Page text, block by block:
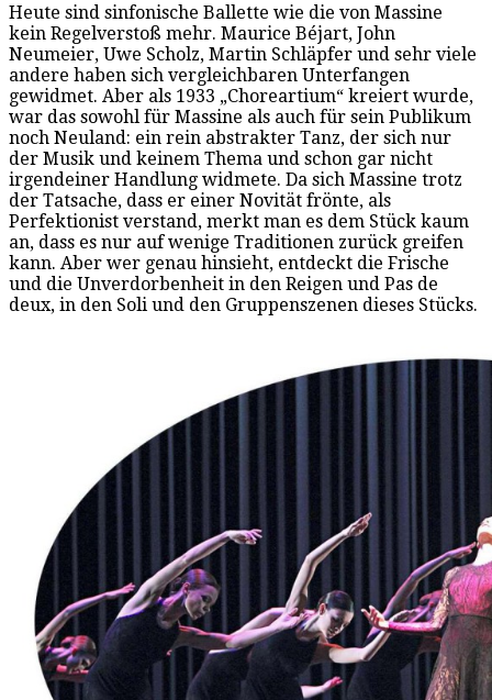
Heute sind sinfonische Ballette wie die von Massine
kein Regelverstoß mehr. Maurice Béjart, John
Neumeier, Uwe Scholz, Martin Schläpfer und sehr viele
andere haben sich vergleichbaren Unterfangen
gewidmet. Aber als 1933 „Choreartium“ kreiert wurde,
war das sowohl für Massine als auch für sein Publikum
noch Neuland: ein rein abstrakter Tanz, der sich nur
der Musik und keinem Thema und schon gar nicht
irgendeiner Handlung widmete. Da sich Massine trotz
der Tatsache, dass er einer Novität frönte, als
Perfektionist verstand, merkt man es dem Stück kaum
an, dass es nur auf wenige Traditionen zurück greifen
kann. Aber wer genau hinsieht, entdeckt die Frische
und die Unverdorbenheit in den Reigen und Pas de
deux, in den Soli und den Gruppenszenen dieses Stücks.